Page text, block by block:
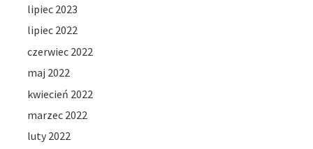
lipiec 2023
lipiec 2022
czerwiec 2022
maj 2022
kwiecień 2022
marzec 2022
luty 2022